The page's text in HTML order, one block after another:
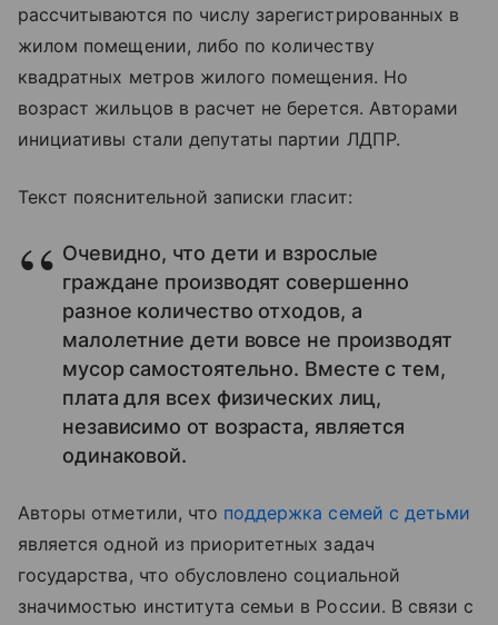
рассчитываются по числу зарегистрированных в
жилом помещении, либо по количеству
квадратных метров жилого помещения. Но
возраст жильцов в расчет не берется. Авторами
инициативы стали депутаты партии ЛДПР.
Текст пояснительной записки гласит:
Очевидно, что дети и взрослые
граждане производят совершенно
разное количество отходов, а
малолетние дети вовсе не производят
мусор самостоятельно. Вместе с тем,
плата для всех физических лиц,
независимо от возраста, является
одинаковой.
Авторы отметили, что поддержка семей с детьми
является одной из приоритетных задач
государства, что обусловлено социальной
значимостью института семьи в России. В связи с